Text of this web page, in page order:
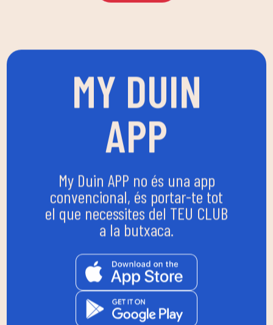
MY DUIN
APP
My Duin APP no és una app
convencional, és portar-te tot
el que necessites del TEU CLUB
a la butxaca.